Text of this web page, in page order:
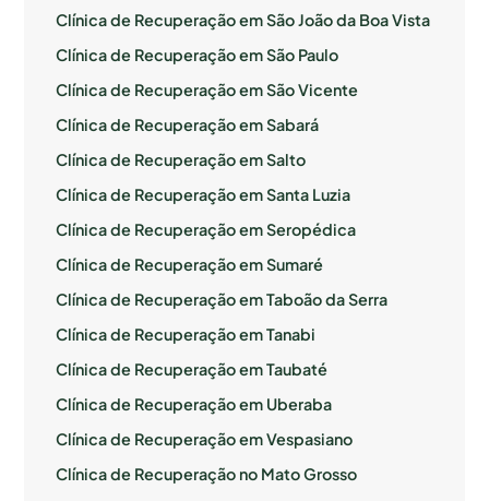
Clínica de Recuperação em São João da Boa Vista
Clínica de Recuperação em São Paulo
Clínica de Recuperação em São Vicente
Clínica de Recuperação em Sabará
Clínica de Recuperação em Salto
Clínica de Recuperação em Santa Luzia
Clínica de Recuperação em Seropédica
Clínica de Recuperação em Sumaré
Clínica de Recuperação em Taboão da Serra
Clínica de Recuperação em Tanabi
Clínica de Recuperação em Taubaté
Clínica de Recuperação em Uberaba
Clínica de Recuperação em Vespasiano
Clínica de Recuperação no Mato Grosso